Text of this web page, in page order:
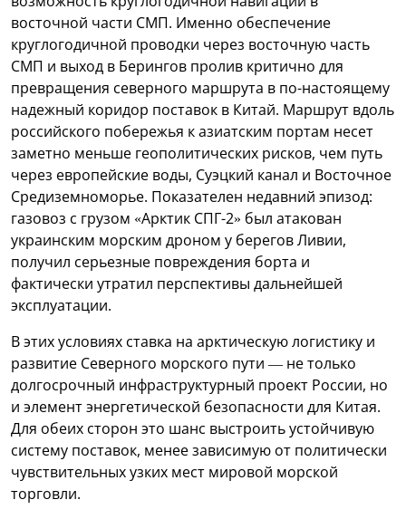
восточной части СМП. Именно обеспечение
круглогодичной проводки через восточную часть
СМП и выход в Берингов пролив критично для
превращения северного маршрута в по-настоящему
надежный коридор поставок в Китай. Маршрут вдоль
российского побережья к азиатским портам несет
заметно меньше геополитических рисков, чем путь
через европейские воды, Суэцкий канал и Восточное
Средиземноморье. Показателен недавний эпизод:
газовоз с грузом «Арктик СПГ-2» был атакован
украинским морским дроном у берегов Ливии,
получил серьезные повреждения борта и
фактически утратил перспективы дальнейшей
эксплуатации.
В этих условиях ставка на арктическую логистику и
развитие Северного морского пути — не только
долгосрочный инфраструктурный проект России, но
и элемент энергетической безопасности для Китая.
Для обеих сторон это шанс выстроить устойчивую
систему поставок, менее зависимую от политически
чувствительных узких мест мировой морской
торговли.